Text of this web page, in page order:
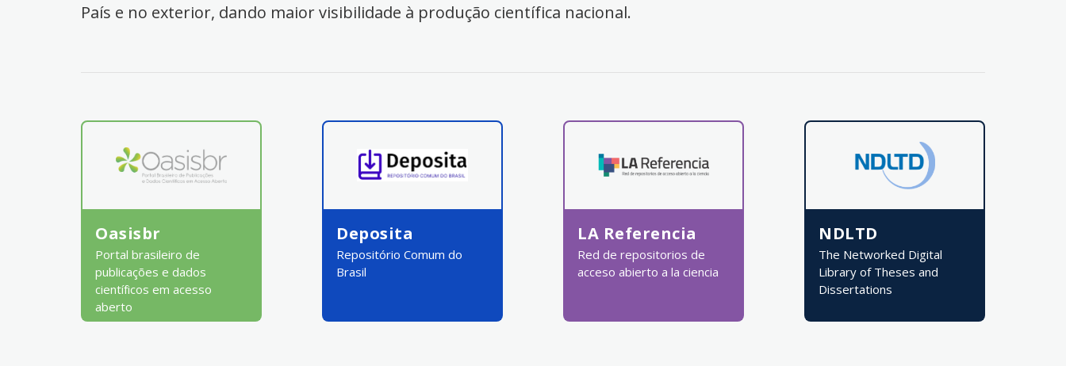
País e no exterior, dando maior visibilidade à produção científica nacional.
Oasisbr
Portal brasileiro de
publicações e dados
científicos em acesso
aberto
Deposita
Repositório Comum do
Brasil
LA Referencia
Red de repositorios de
acceso abierto a la ciencia
NDLTD
The Networked Digital
Library of Theses and
Dissertations